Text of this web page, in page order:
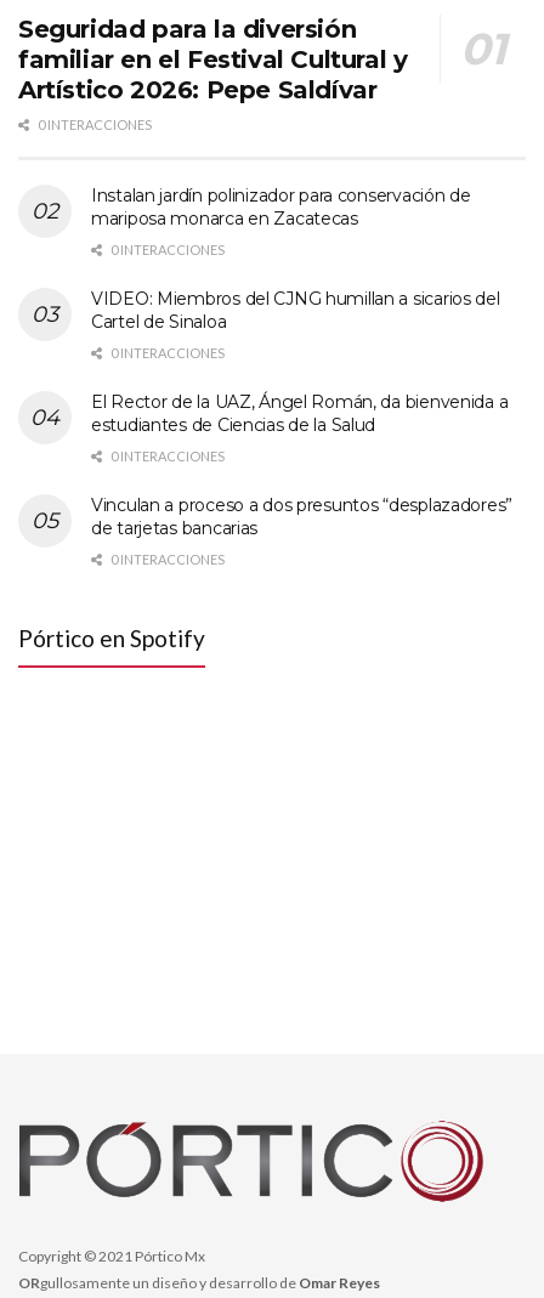
Seguridad para la diversión
familiar en el Festival Cultural y
Artístico 2026: Pepe Saldívar
0 INTERACCIONES
Instalan jardín polinizador para conservación de
mariposa monarca en Zacatecas
0 INTERACCIONES
VIDEO: Miembros del CJNG humillan a sicarios del
Cartel de Sinaloa
0 INTERACCIONES
El Rector de la UAZ, Ángel Román, da bienvenida a
estudiantes de Ciencias de la Salud
0 INTERACCIONES
Vinculan a proceso a dos presuntos “desplazadores”
de tarjetas bancarias
0 INTERACCIONES
Pórtico en Spotify
Copyright © 2021 Pórtico Mx
ORgullosamente un diseño y desarrollo de Omar Reyes